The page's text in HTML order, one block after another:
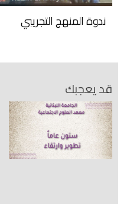
ندوة المنهج التجريبي
قد يعجبك